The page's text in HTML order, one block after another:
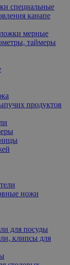
специальные
канапе
мерные
таймеры
продуктов
ножи
для посуды
клипсы для